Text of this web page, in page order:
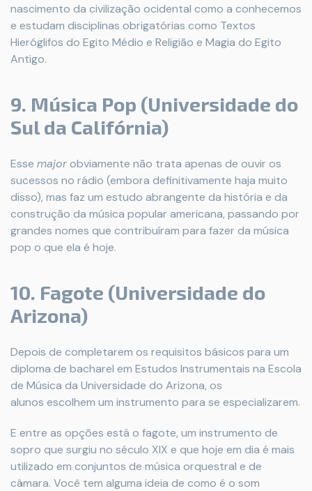
nascimento da civilização ocidental como a conhecemos
e estudam disciplinas obrigatórias como Textos
Hieróglifos do Egito Médio e Religião e Magia do Egito
Antigo.
9. Música Pop (Universidade do
Sul da Califórnia)
Esse majorobviamente não trata apenas de ouvir os
sucessos no rádio (embora definitivamente haja muito
disso), mas faz um estudo abrangente da história e da
construção da música popular americana, passando por
grandes nomes que contribuíram para fazer da música
pop o que ela é hoje.
10. Fagote (Universidade do
Arizona)
Depois de completarem os requisitos básicos para um
diploma de bacharel em Estudos Instrumentais na Escola
de Música da Universidade do Arizona, os
alunos escolhem um instrumento para se especializarem.
E entre as opções está o fagote, um instrumento de
sopro que surgiu no século XIX e que hoje em dia é mais
utilizado em conjuntos de música orquestral e de
câmara. Você tem alguma ideia de como é o som